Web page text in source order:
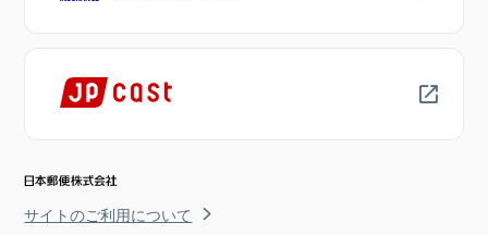
サイトのご利用について